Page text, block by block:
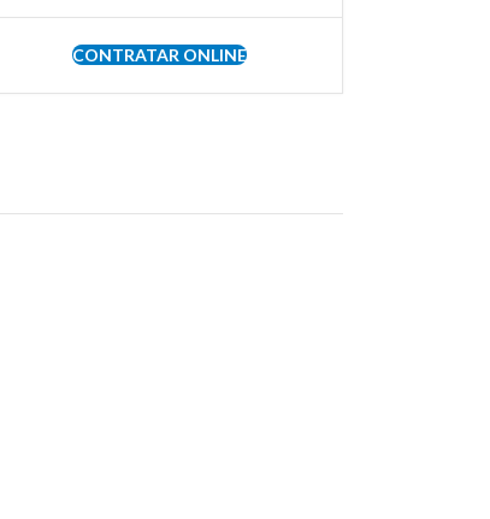
CONTRATAR ONLINE